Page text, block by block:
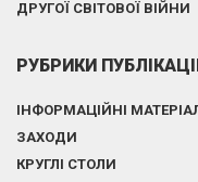
ДРУГОЇ СВІТОВОЇ ВІЙНИ
РУБРИКИ
ІНФОРМАЦІЙНІ
ЗАХОДИ
КРУГЛІ СТОЛИ